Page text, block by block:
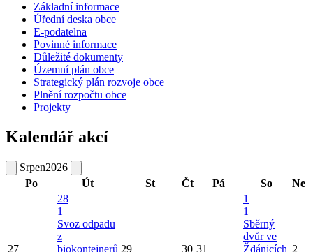
Základní informace
Úřední deska obce
E-podatelna
Povinné informace
Důležité dokumenty
Územní plán obce
Strategický plán rozvoje obce
Plnění rozpočtu obce
Projekty
Kalendář akcí
Srpen2026
Po
Út St Čt Pá So Ne
27
28
1
Svoz odpadu
z
biokontejnerů 29 30 31
1
1
Sběrný
dvůr ve
Ždánicích 2